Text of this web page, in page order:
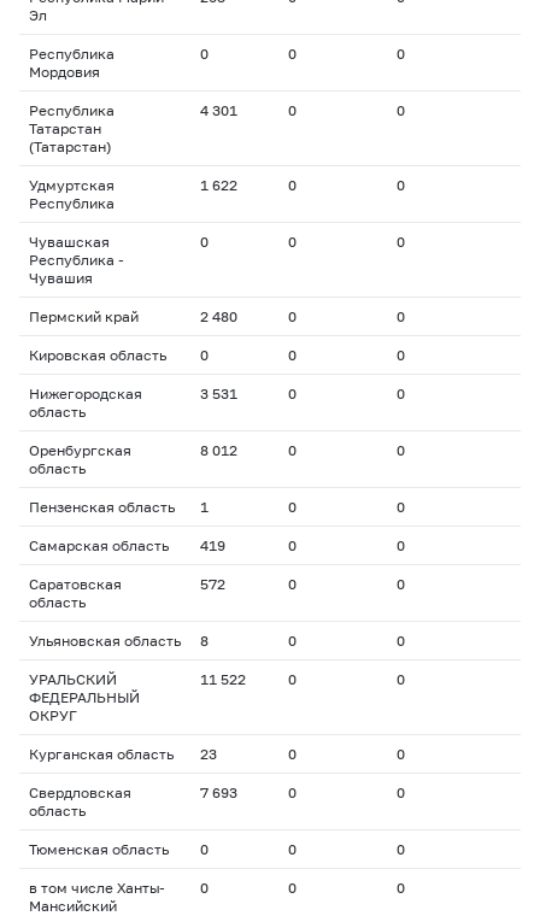
Эл
Республика
Мордовия
0 0 0
Республика
Татарстан
(Татарстан)
4 301 0 0
Удмуртская
Республика
1 622 0 0
Чувашская
Республика -
Чувашия
0 0 0
Пермский край 2 480 0 0
Кировская область 0 0 0
Нижегородская
область
3 531 0 0
Оренбургская
область
8 012 0 0
Пензенская область 1 0 0
Самарская область 419 0 0
Саратовская
область
572 0 0
Ульяновская область 8 0 0
УРАЛЬСКИЙ
ФЕДЕРАЛЬНЫЙ
ОКРУГ
11 522 0 0
Курганская область 23 0 0
Свердловская
область
7 693 0 0
Тюменская область 0 0 0
в том числе Ханты-
Мансийский
0 0 0